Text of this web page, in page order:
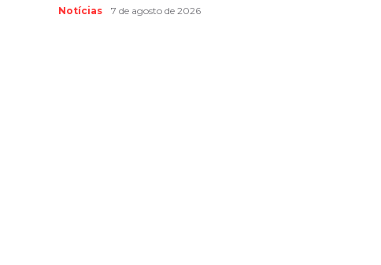
Notícias 7 de agosto de 2026